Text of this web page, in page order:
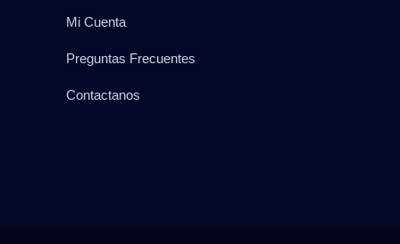
Mi Cuenta
Preguntas Frecuentes
Contactanos